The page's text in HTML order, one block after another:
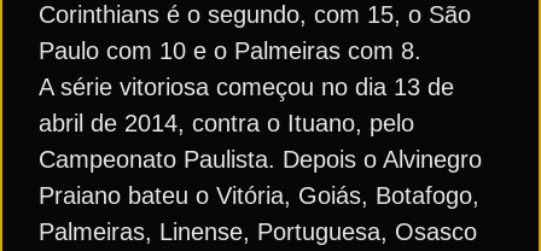
Corinthians é o segundo, com 15, o São
Paulo com 10 e o Palmeiras com 8.
A série vitoriosa começou no dia 13 de
abril de 2014, contra o Ituano, pelo
Campeonato Paulista. Depois o Alvinegro
Praiano bateu o Vitória, Goiás, Botafogo,
Palmeiras, Linense, Portuguesa, Osasco